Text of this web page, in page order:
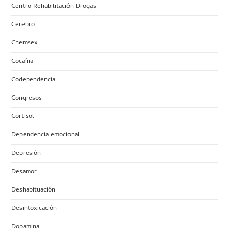
Centro Rehabilitación Drogas
Cerebro
Chemsex
Cocaína
Codependencia
Congresos
Cortisol
Dependencia emocional
Depresión
Desamor
Deshabituación
Desintoxicación
Dopamina